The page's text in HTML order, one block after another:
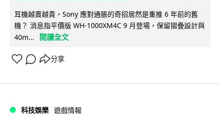
耳機越賣越貴，Sony 應對通脹的奇招居然是重推 6 年前的舊
機？ 消息指平價版 WH-1000XM4C 9 月登場，保留摺疊設計與
40m...
閱讀全文
分享
科技娛樂 遊戲情報